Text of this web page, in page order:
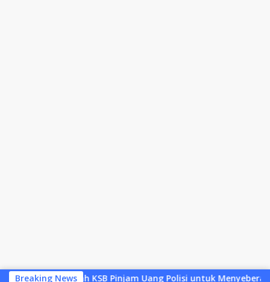
Langsung
Breaking News
KSB Pinjam Uang Polisi untuk Menyeberang, Asesmen